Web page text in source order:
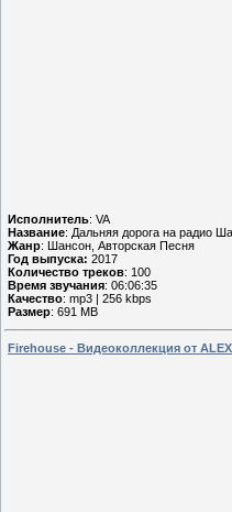
Исполнитель: VA
Название: Дальняя дорога на радио
Жанр: Шансон, Авторская Песня
Год выпуска: 2017
Количество треков: 100
Время звучания: 06:06:35
Качество: mp3 | 256 kbps
Размер: 691 MB
Firehouse - Видеоколлекция от